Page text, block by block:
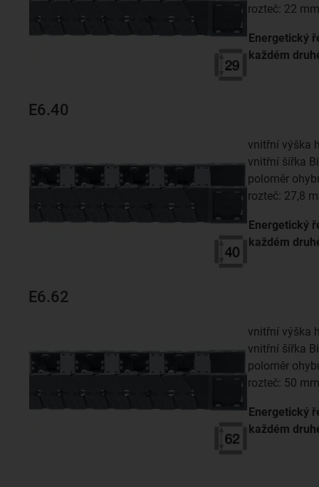
rozteč: 22 mm
Energetický
každém
E6.40
vnitřní výška
vnitřní šířka
poloměr
rozteč: 27,8
Energetický
každém
E6.62
vnitřní výška
vnitřní šířka
poloměr
rozteč: 50 mm
Energetický
každém